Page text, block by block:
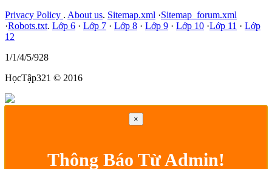
Privacy Policy . About us. Sitemap.xml ·Sitemap_forum.xml
·Robots.txt. Lớp 6 · Lớp 7 · Lớp 8 · Lớp 9 · Lớp 10 ·Lớp 11 · Lớp
12
1/1/4/5/928
HọcTập321 © 2016
×
Thông Báo Từ Admin!